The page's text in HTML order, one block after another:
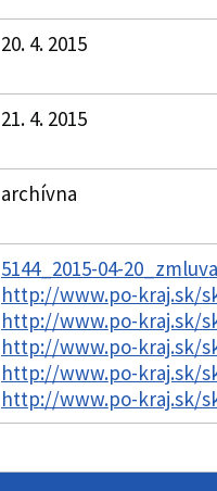
20. 4. 2015
21. 4. 2015
archívna
5144_2015-04-
http://www.po-kraj.sk/
http://www.po-kraj.sk/
http://www.po-kraj.sk/
http://www.po-kraj.sk/
http://www.po-kraj.sk/